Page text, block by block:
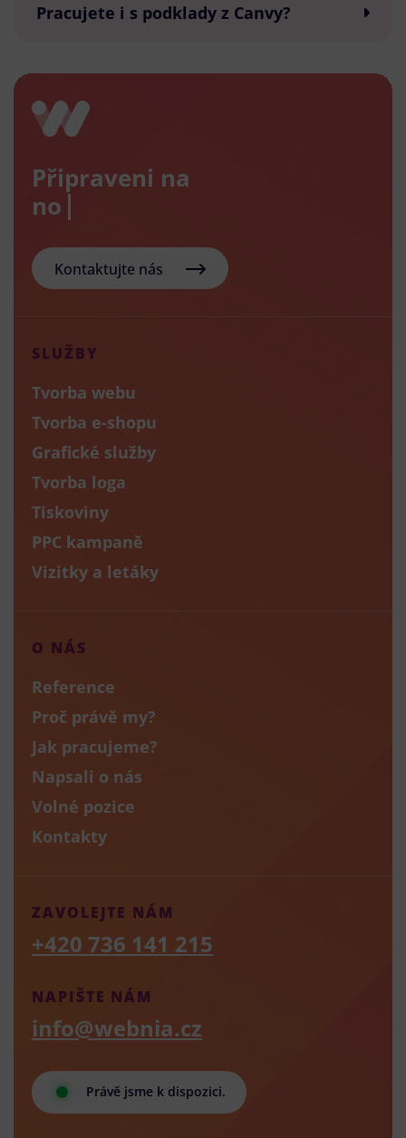
Pracujete i s podklady z Canvy?
Připraveni na
nový e-
Kontaktujte nás
SLUŽBY
Tvorba webu
Tvorba e-shopu
Grafické služby
Tvorba loga
Tiskoviny
PPC kampaně
Vizitky a letáky
O NÁS
Reference
Proč právě my?
Jak pracujeme?
Napsali o nás
Volné pozice
Kontakty
Právě jsme k dispozici.
NAPIŠTE NÁM
info@webnia.cz
ZAVOLEJTE NÁM
+420 736 141 215